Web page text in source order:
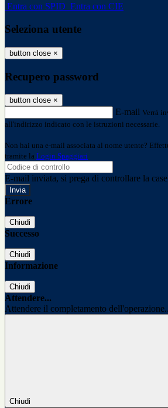
Entra con SPID Entra con CIE
Seleziona utente
button close ×
Recupero password
button close ×
E-mail Verrà
all'indirizzo indicato con le istruzioni necessarie.
Non hai una e-mail associata al nome utente?
tramite la Login Spaggiari
E-mail inviata, si prega di controllare la
Errore
Chiudi
Successo
Chiudi
Informazione
Chiudi
Attendere...
Attendere il completamento
Chiudi